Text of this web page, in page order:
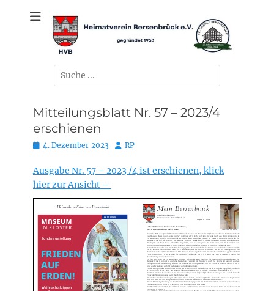
Heimatverein
Bersenbrück e.V.
gegründet 1953
Suchen
nach:
Mitteilungsblatt Nr. 57 – 2023/4
erschienen
Posted
4. Dezember 2023 Autor
RP
Ausgabe Nr. 57 – 2023 /4 ist erschienen, klick
hier zur Ansicht –